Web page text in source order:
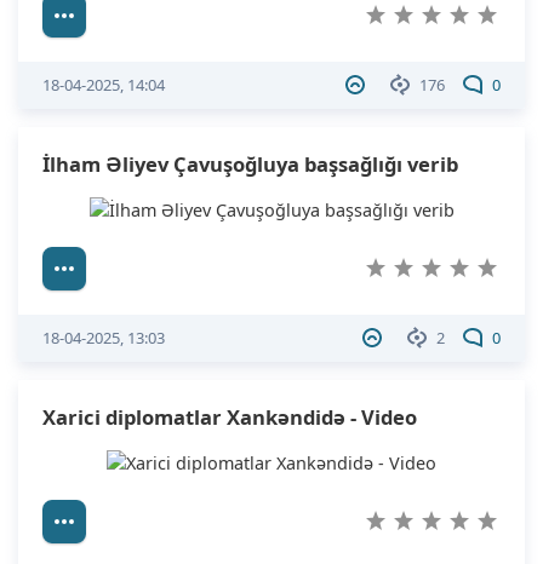
176 0
18-04-2025, 14:04
İlham Əliyev Çavuşoğluya başsağlığı verib
2 0
18-04-2025, 13:03
Xarici diplomatlar Xankəndidə - Video